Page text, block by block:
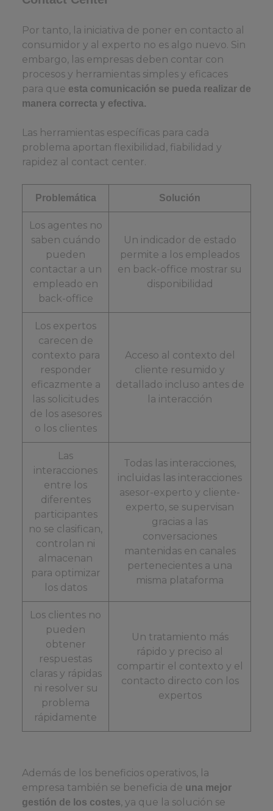
Por tanto, la iniciativa de poner en contacto al
consumidor y al experto no es algo nuevo. Sin
embargo, las empresas deben contar con
procesos y herramientas simples y eficaces
para que esta comunicación se pueda realizar de
manera correcta y efectiva.
Las herramientas específicas para cada
problema aportan flexibilidad, fiabilidad y
rapidez al contact center.
Problemática Solución
Los agentes no
saben cuándo
pueden
contactar a un
empleado en
back-office
Un indicador de estado
permite a los empleados
en back-office mostrar su
disponibilidad
Los expertos
carecen de
contexto para
responder
eficazmente a
las solicitudes
de los asesores
o los clientes
Acceso al contexto del
cliente resumido y
detallado incluso antes de
la interacción
Las
interacciones
entre los
diferentes
participantes
no se clasifican,
controlan ni
almacenan
para optimizar
los datos
Todas las interacciones,
incluidas las interacciones
asesor-experto y cliente-
experto, se supervisan
gracias a las
conversaciones
mantenidas en canales
pertenecientes a una
misma plataforma
Los clientes no
pueden
obtener
respuestas
claras y rápidas
ni resolver su
problema
rápidamente
Un tratamiento más
rápido y preciso al
compartir el contexto y el
contacto directo con los
expertos
Además de los beneficios operativos, la
empresa también se beneficia de una mejor
gestión de los costes, ya que la solución se